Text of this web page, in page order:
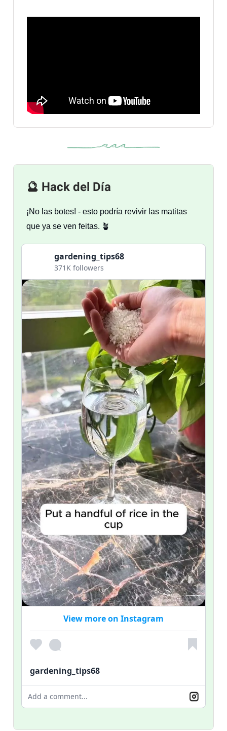
🔮 Hack del Día
¡No las botes! - esto podría revivir las matitas
que ya se ven feitas. 🪴
gardening_tips68
371K followers
View more on Instagram
gardening_tips68
Add a comment...